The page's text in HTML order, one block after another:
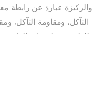
والركيزة عبارة عن رابطة
التآكل، ومقاومة التآكل،
للطبقة. سطح مادة
بالمقارنة مع السطح،
بالليزر بخصائص